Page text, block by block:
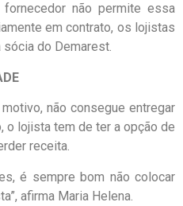
fornecedor não permite essa
em contrato, os lojistas
do Demarest.
não consegue entregar
o lojista tem de ter a opção de
receita.
é sempre bom não colocar
afirma Maria Helena.